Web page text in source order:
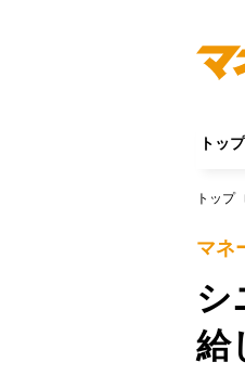
トップ
トップ
マネ
シ
給